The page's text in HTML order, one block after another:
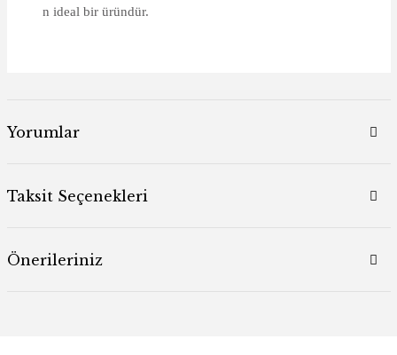
n ideal bir üründür.
Yorumlar
Taksit Seçenekleri
Önerileriniz